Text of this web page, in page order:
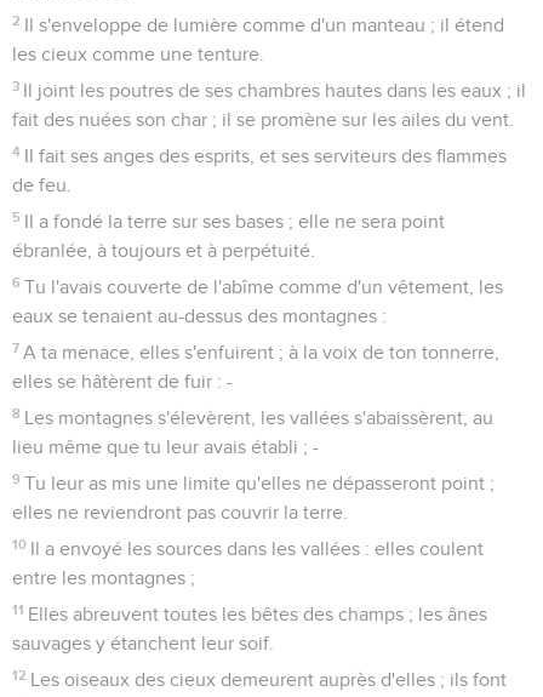
2 Il s'enveloppe de lumière comme d'un manteau ; il étend
les cieux comme une tenture.
3 Il joint les poutres de ses chambres hautes dans les eaux ; il
fait des nuées son char ; il se promène sur les ailes du vent.
4 Il fait ses anges des esprits, et ses serviteurs des flammes
de feu.
5 Il a fondé la terre sur ses bases ; elle ne sera point
ébranlée, à toujours et à perpétuité.
6 Tu l'avais couverte de l'abîme comme d'un vêtement, les
eaux se tenaient au-dessus des montagnes :
7 A ta menace, elles s'enfuirent ; à la voix de ton tonnerre,
elles se hâtèrent de fuir : -
8 Les montagnes s'élevèrent, les vallées s'abaissèrent, au
lieu même que tu leur avais établi ; -
9 Tu leur as mis une limite qu'elles ne dépasseront point ;
elles ne reviendront pas couvrir la terre.
10 Il a envoyé les sources dans les vallées : elles coulent
entre les montagnes ;
11 Elles abreuvent toutes les bêtes des champs ; les ânes
sauvages y étanchent leur soif.
12 Les oiseaux des cieux demeurent auprès d'elles ; ils font